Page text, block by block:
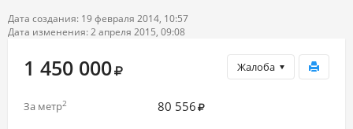
Дата создания: 19 февраля 2014, 10:57
Дата изменения: 2 апреля 2015, 09:08
Жалоба
1 450 000
За метр2 80 556